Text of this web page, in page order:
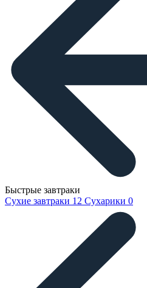
Быстрые завтраки
Сухие завтраки 12 Сухарики 0